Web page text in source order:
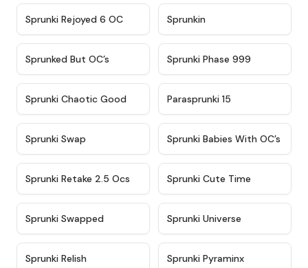
★ 4.4
Sprunki Rejoyed 6 OC Sprunkin
Sprunked But OC’s Sprunki Phase 999
★ 4.7
Sprunki Chaotic Good Parasprunki 15
Sprunki Swap ★ 4.8
Sprunki Babies With OC’s
★ 4.6
Sprunki Retake 2.5 Ocs Sprunki Cute Time
Sprunki Swapped Sprunki Universe
Sprunki Relish Sprunki Pyraminx